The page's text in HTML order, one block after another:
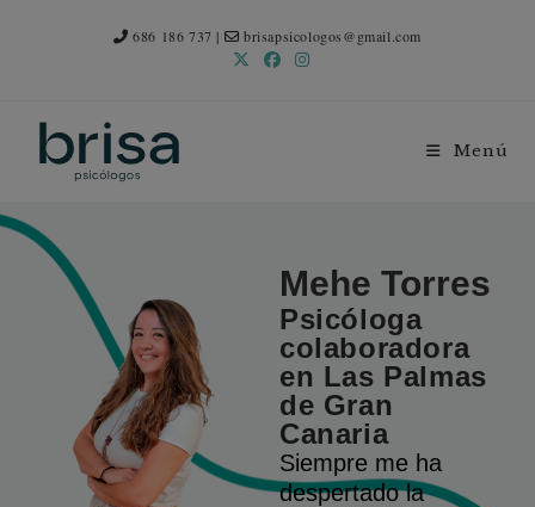
686 186 737 | brisapsicologos@gmail.com
Menú
Mehe Torres
Psicóloga
colaboradora
en Las Palmas
de Gran
Canaria
Siempre me ha
despertado la